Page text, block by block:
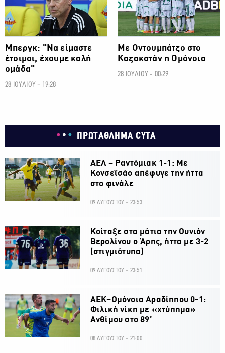
Μπεργκ: "Να είμαστε
έτοιμοι, έχουμε καλή
ομάδα"
28 ΙΟΥΛΙΟΥ - 19:28
Με Οντουμπάτζο στο
Καζακστάν η Ομόνοια
28 ΙΟΥΛΙΟΥ - 00:29
ΠΡΩΤΑΘΛΗΜΑ CYTA
ΑΕΛ – Ραντόμιακ 1-1: Με
Κονσεϊσάο απέφυγε την ήττα
στο φινάλε
09 ΑΥΓΟΥΣΤΟΥ - 23:53
Κοίταξε στα μάτια την Ουνιόν
Βερολίνου ο Άρης, ήττα με 3-2
(στιγμιότυπα)
09 ΑΥΓΟΥΣΤΟΥ - 23:51
ΑΕΚ–Ομόνοια Αραδίππου 0-1:
Φιλική νίκη με «χτύπημα»
Ανθίμου στο 89’
08 ΑΥΓΟΥΣΤΟΥ - 21:00